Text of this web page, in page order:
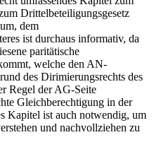
Drittelbeteiligungsgesetz
dem
ist durchaus informativ, da
paritätische
welche den AN-
des Dirimierungsrechts des
Regel der AG-Seite
Gleichberechtigung in der
Kapitel ist auch notwendig, um
und nachvollziehen zu